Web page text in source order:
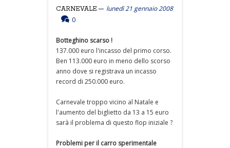
CARNEVALE
lunedì 21 gennaio 2008
0
Botteghino scarso !
137.000 euro l'incasso del primo corso.
Ben 113.000 euro in meno dello scorso
anno dove si registrava un incasso
record di 250.000 euro.
Carnevale troppo vicino al Natale e
l'aumento del biglietto da 13 a 15 euro
sarà il problema di questo flop iniziale ?
Problemi per il carro sperimentale